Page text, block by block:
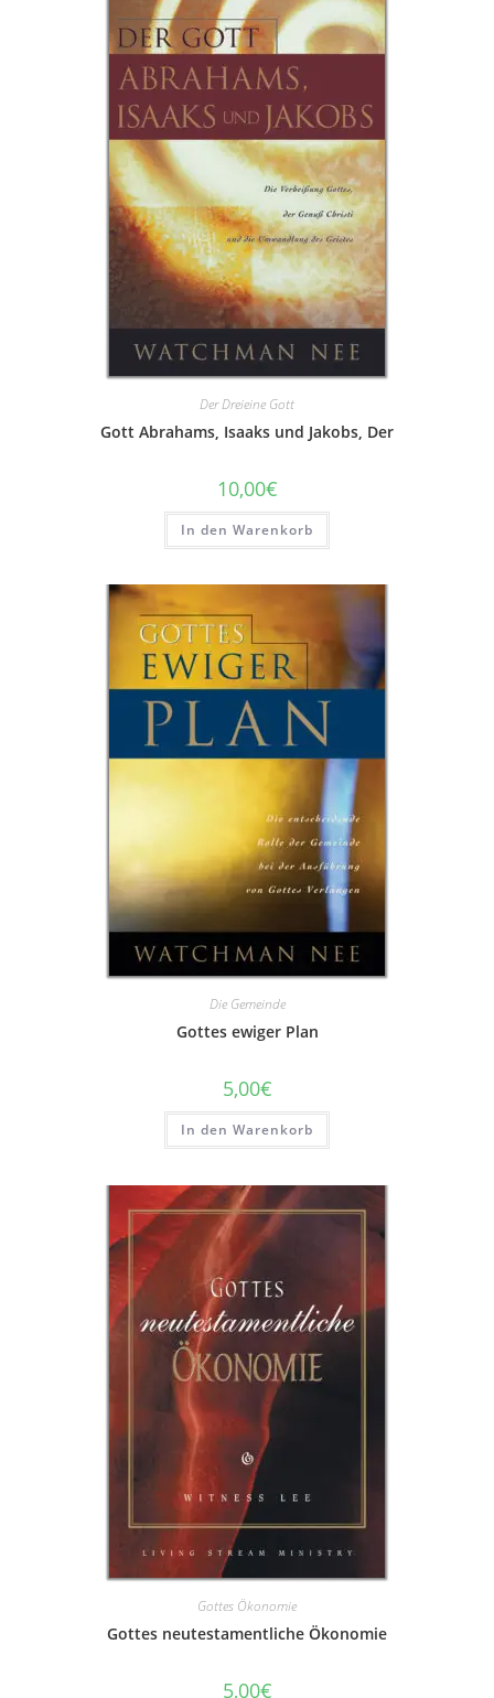
Der Dreieine Gott
Gott Abrahams, Isaaks und Jakobs, Der
10,00€
In den Warenkorb
Die Gemeinde
Gottes ewiger Plan
5,00€
In den Warenkorb
Gottes Ökonomie
Gottes neutestamentliche Ökonomie
5,00€